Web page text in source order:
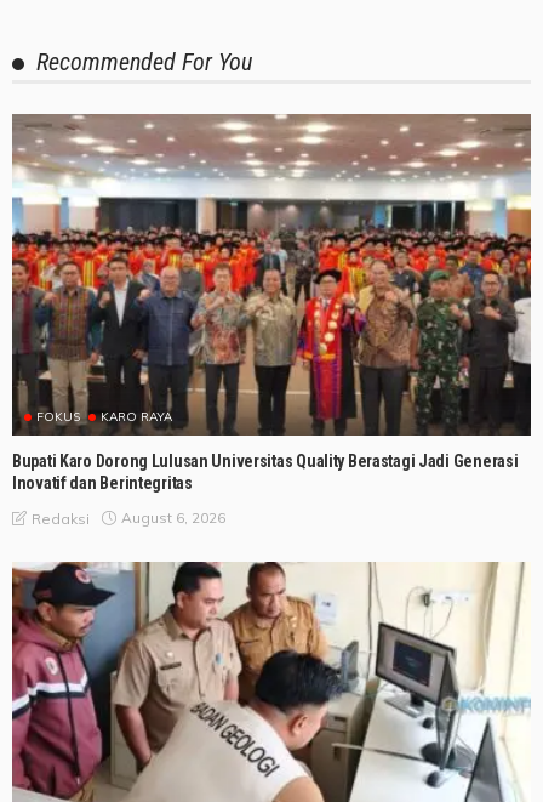
Recommended For You
FOKUS KARO RAYA
Bupati Karo Dorong Lulusan Universitas Quality Berastagi Jadi Generasi
Inovatif dan Berintegritas
Redaksi August 6, 2026